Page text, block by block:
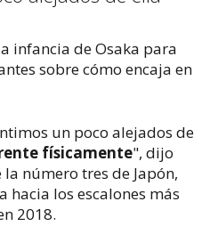
infancia de Osaka para
sobre cómo encaja en
un poco alejados de
físicamente", dijo
número tres de Japón,
hacia los escalones más
2018.